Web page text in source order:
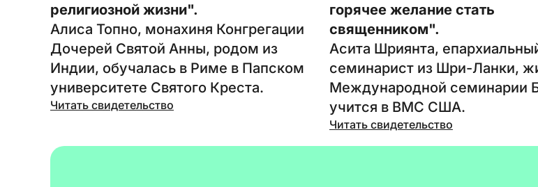
религиозной жизни".
Алиса Топно, монахиня Конгрегации
Дочерей Святой Анны, родом из
Индии, обучалась в Риме в Папском
университете Святого Креста.
Читать свидетельство
горячее желание стать
священником".
Асита Шриянта,
семинарист из Шри-Ланки,
Международной семинарии
учится в ВМС США.
Читать свидетельство